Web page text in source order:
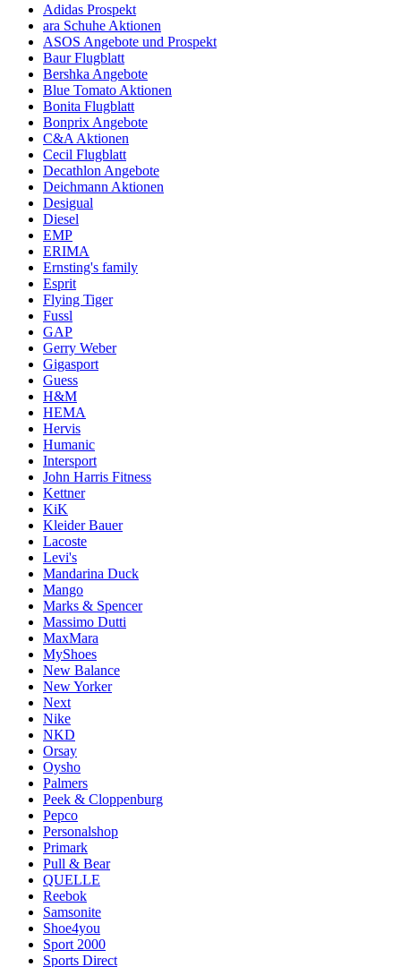
Adidas Prospekt
ara Schuhe Aktionen
ASOS Angebote und Prospekt
Baur Flugblatt
Bershka Angebote
Blue Tomato Aktionen
Bonita Flugblatt
Bonprix Angebote
C&A Aktionen
Cecil Flugblatt
Decathlon Angebote
Deichmann Aktionen
Desigual
Diesel
EMP
ERIMA
Ernsting's family
Esprit
Flying Tiger
Fussl
GAP
Gerry Weber
Gigasport
Guess
H&M
HEMA
Hervis
Humanic
Intersport
John Harris Fitness
Kettner
KiK
Kleider Bauer
Lacoste
Levi's
Mandarina Duck
Mango
Marks & Spencer
Massimo Dutti
MaxMara
MyShoes
New Balance
New Yorker
Next
Nike
NKD
Orsay
Oysho
Palmers
Peek & Cloppenburg
Pepco
Personalshop
Primark
Pull & Bear
QUELLE
Reebok
Samsonite
Shoe4you
Sport 2000
Sports Direct